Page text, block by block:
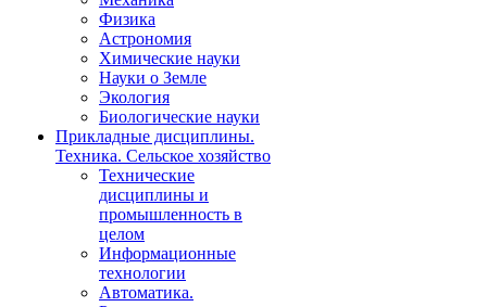
Физика
Астрономия
Химические науки
Науки о Земле
Экология
Биологические науки
Прикладные дисциплины.
Техника. Сельское хозяйство
Технические
дисциплины и
промышленность в
целом
Информационные
технологии
Автоматика.